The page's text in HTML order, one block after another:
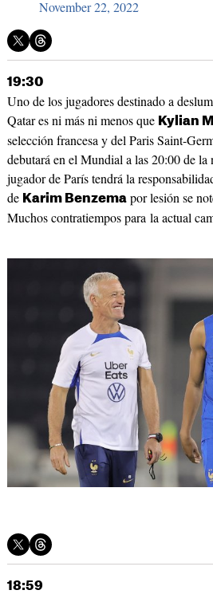
November 22, 2022
19:30
Uno de los jugadores destinado a
Qatar es ni más ni menos que Kylian
selección francesa y del Paris Saint-
debutará en el Mundial a las 20:00 de
jugador de París tendrá la
de Karim Benzemapor lesión se
Muchos contratiempos para la actual
18:59